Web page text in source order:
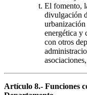
El fomento,
divulgación
energética y
con otros
Artículo 8.- Funciones